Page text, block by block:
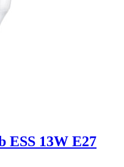
ESS 13W E27